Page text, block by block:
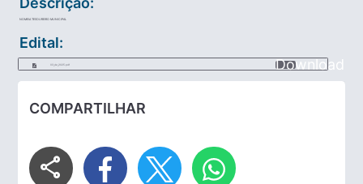
NOMEIA TESOUREIRO MUNICIPAL
Edital:
03_de_2025.pdf Download
COMPARTILHAR
share